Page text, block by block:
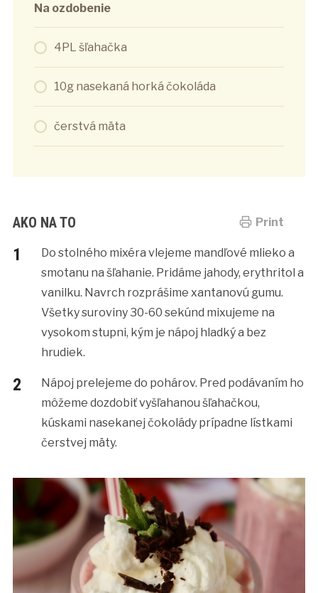
Na ozdobenie
4PL šľahačka
10g nasekaná horká čokoláda
čerstvá mäta
Print
AKO NA TO
Do stolného mixéra vlejeme mandľové mlieko a
smotanu na šľahanie. Pridáme jahody, erythritol a
vanilku. Navrch rozprášime xantanovú gumu.
Všetky suroviny 30-60 sekúnd mixujeme na
vysokom stupni, kým je nápoj hladký a bez
hrudiek.
Nápoj prelejeme do pohárov. Pred podávaním ho
môžeme dozdobiť vyšľahanou šľahačkou,
kúskami nasekanej čokolády prípadne lístkami
čerstvej mäty.